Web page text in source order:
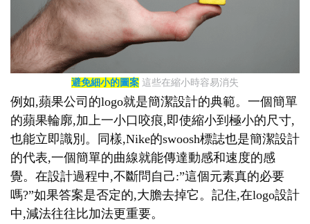
避免細小的圖案 這些在縮小時容易消失
例如,蘋果公司的logo就是簡潔設計的典範。一個簡單
的蘋果輪廓,加上一小口咬痕,即使縮小到極小的尺寸,
也能立即識別。同樣,Nike的swoosh標誌也是簡潔設計
的代表,一個簡單的曲線就能傳達動感和速度的感
覺。在設計過程中,不斷問自己:”這個元素真的必要
嗎?”如果答案是否定的,大膽去掉它。記住,在logo設計
中,減法往往比加法更重要。